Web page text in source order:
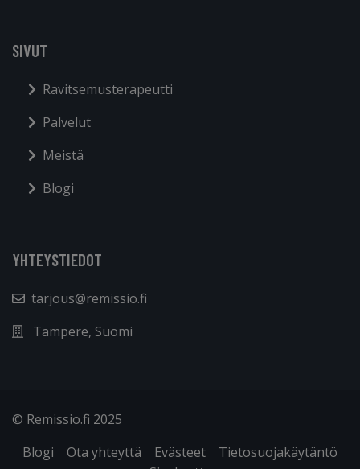
SIVUT
Ravitsemusterapeutti
Palvelut
Meistä
Blogi
YHTEYSTIEDOT
tarjous@remissio.fi
Tampere, Suomi
© Remissio.fi 2025
Blogi
Ota yhteyttä Evästeet
Tietosuojakäytäntö